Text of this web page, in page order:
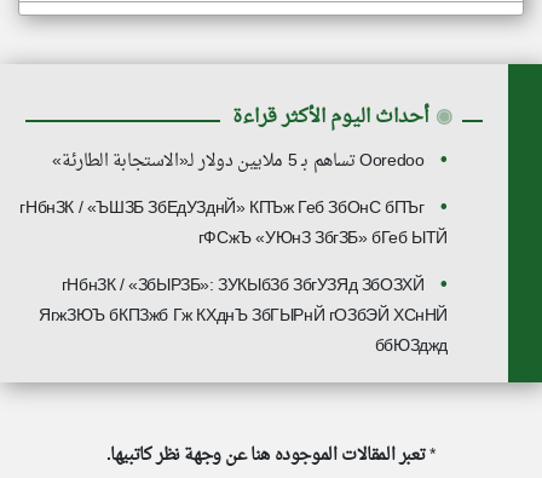
◉ أحداث اليوم الأكثر قراءة
Ooredoo تساهم بـ 5 ملايين دولار لـ«الاستجابة الطارئة»
гНбнЗК / «ЪШЗБ ЗбЕдУЗднЙ» КПЪж Геб ЗбОнС бПЪг
гФСжЪ «УЮнЗ ЗбгЗБ» бГеб ЫТЙ
гНбнЗК / «ЗбЫРЗБ»: ЗУКЫбЗб ЗбгУЗЯд ЗбОЗХЙ
ЯгжЗЮЪ бКПЗжб Гж КХднЪ ЗбГЫРнЙ гОЗбЭЙ ХСнНЙ
ббЮЗджд
*تعبر المقالات الموجوده هنا عن وجهة نظر كاتبيها.